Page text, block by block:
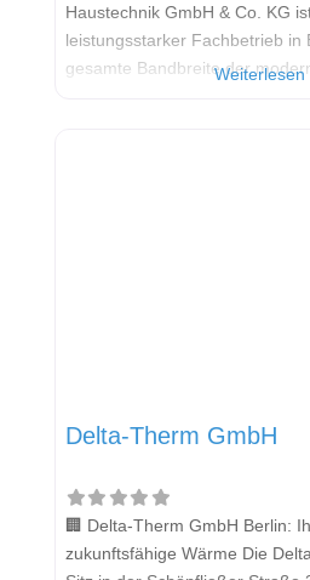
Haustechnik GmbH & Co. KG
leistungsstarker Fachbetrieb in
gesamte Bandbreite der
Delta-Therm GmbH
🏢 Delta-Therm GmbH Berlin:
zukunftsfähige Wärme Die